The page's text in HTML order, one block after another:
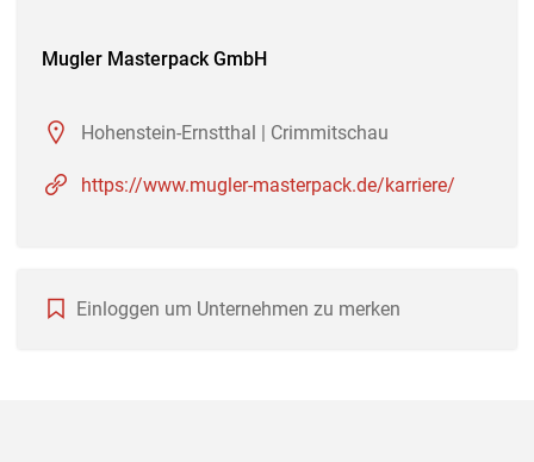
Mugler Masterpack GmbH
Hohenstein-Ernstthal | Crimmitschau
https://www.mugler-masterpack.de/karriere/
Einloggen um Unternehmen zu merken